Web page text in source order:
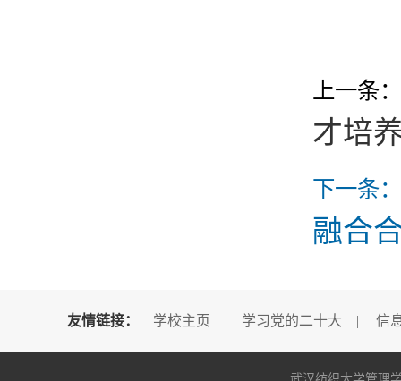
上一条：
才培
下一条：
融合
友情链接： 学校主页 | 学习党的二十大 | 信